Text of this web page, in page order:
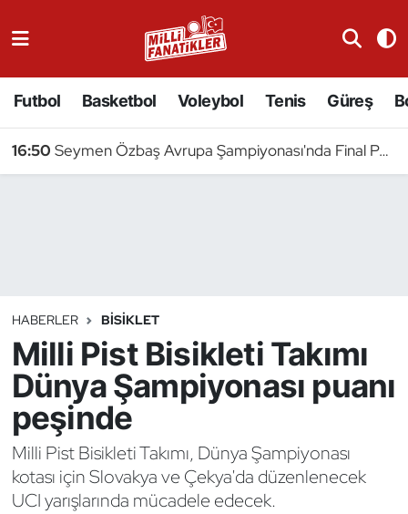
Futbol Basketbol Voleybol Tenis Güreş
16:50 Seymen Özbaş Avrupa Şampiyonası'nda Final Peşinde
HABERLER BISIKLET
Milli Pist Bisikleti Takımı
Dünya Şampiyonası puanı
peşinde
Milli Pist Bisikleti Takımı, Dünya Şampiyonası
kotası için Slovakya ve Çekya'da düzenlenecek
UCI yarışlarında mücadele edecek.
Badminton
Binicilik
Bisiklet
Bocce Bowling Dart
Boks